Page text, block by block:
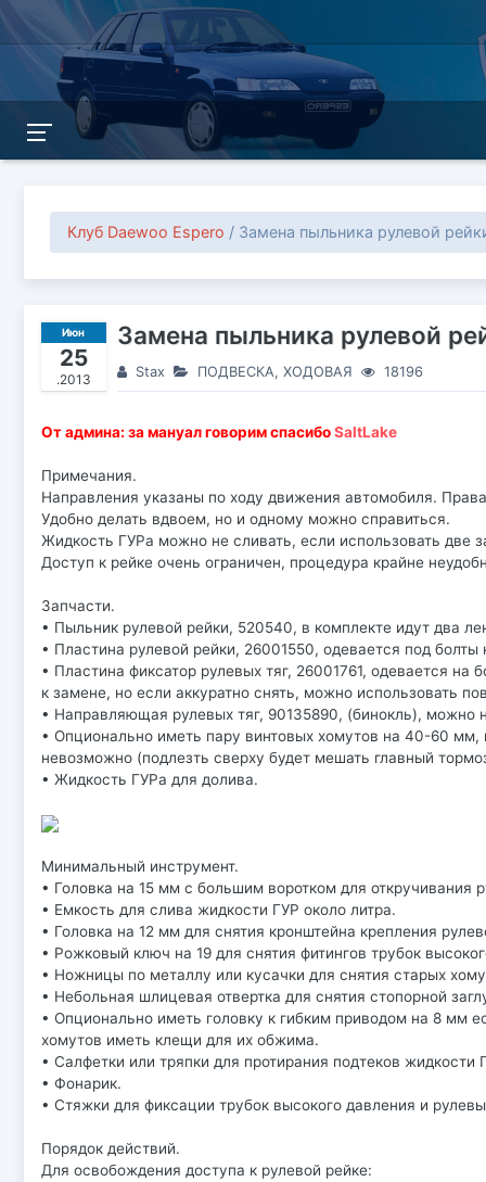
Клуб Daewoo Espero / Замена пыльника рулевой
Июн
25
.2013
Замена пыльника рулевой
Stax ПОДВЕСКА, ХОДОВАЯ 18196
От админа: за мануал говорим спасибоSaltLake
Примечания.
Направления указаны по ходу движения автомобиля.
Удобно делать вдвоем, но и одному можно справиться.
Жидкость ГУРа можно не сливать, если использовать две
Доступ к рейке очень ограничен, процедура крайне
Запчасти.
• Пыльник рулевой рейки, 520540, в комплекте идут два
• Пластина рулевой рейки, 26001550, одевается под
• Пластина фиксатор рулевых тяг, 26001761, одевается
к замене, но если аккуратно снять, можно использовать
• Направляющая рулевых тяг, 90135890, (бинокль), можно
• Опционально иметь пару винтовых хомутов на 40-60 мм,
невозможно (подлезть сверху будет мешать главный
• Жидкость ГУРа для долива.
Минимальный инструмент.
• Головка на 15 мм с большим воротком для откручивания
• Емкость для слива жидкости ГУР около литра.
• Головка на 12 мм для снятия кронштейна крепления
• Рожковый ключ на 19 для снятия фитингов трубок
• Ножницы по металлу или кусачки для снятия старых
• Небольная шлицевая отвертка для снятия стопорной
• Опционально иметь головку к гибким приводом на 8 мм
хомутов иметь клещи для их обжима.
• Салфетки или тряпки для протирания подтеков жидкости
• Фонарик.
• Стяжки для фиксации трубок высокого давления и
Порядок действий.
Для освобождения доступа к рулевой рейке: